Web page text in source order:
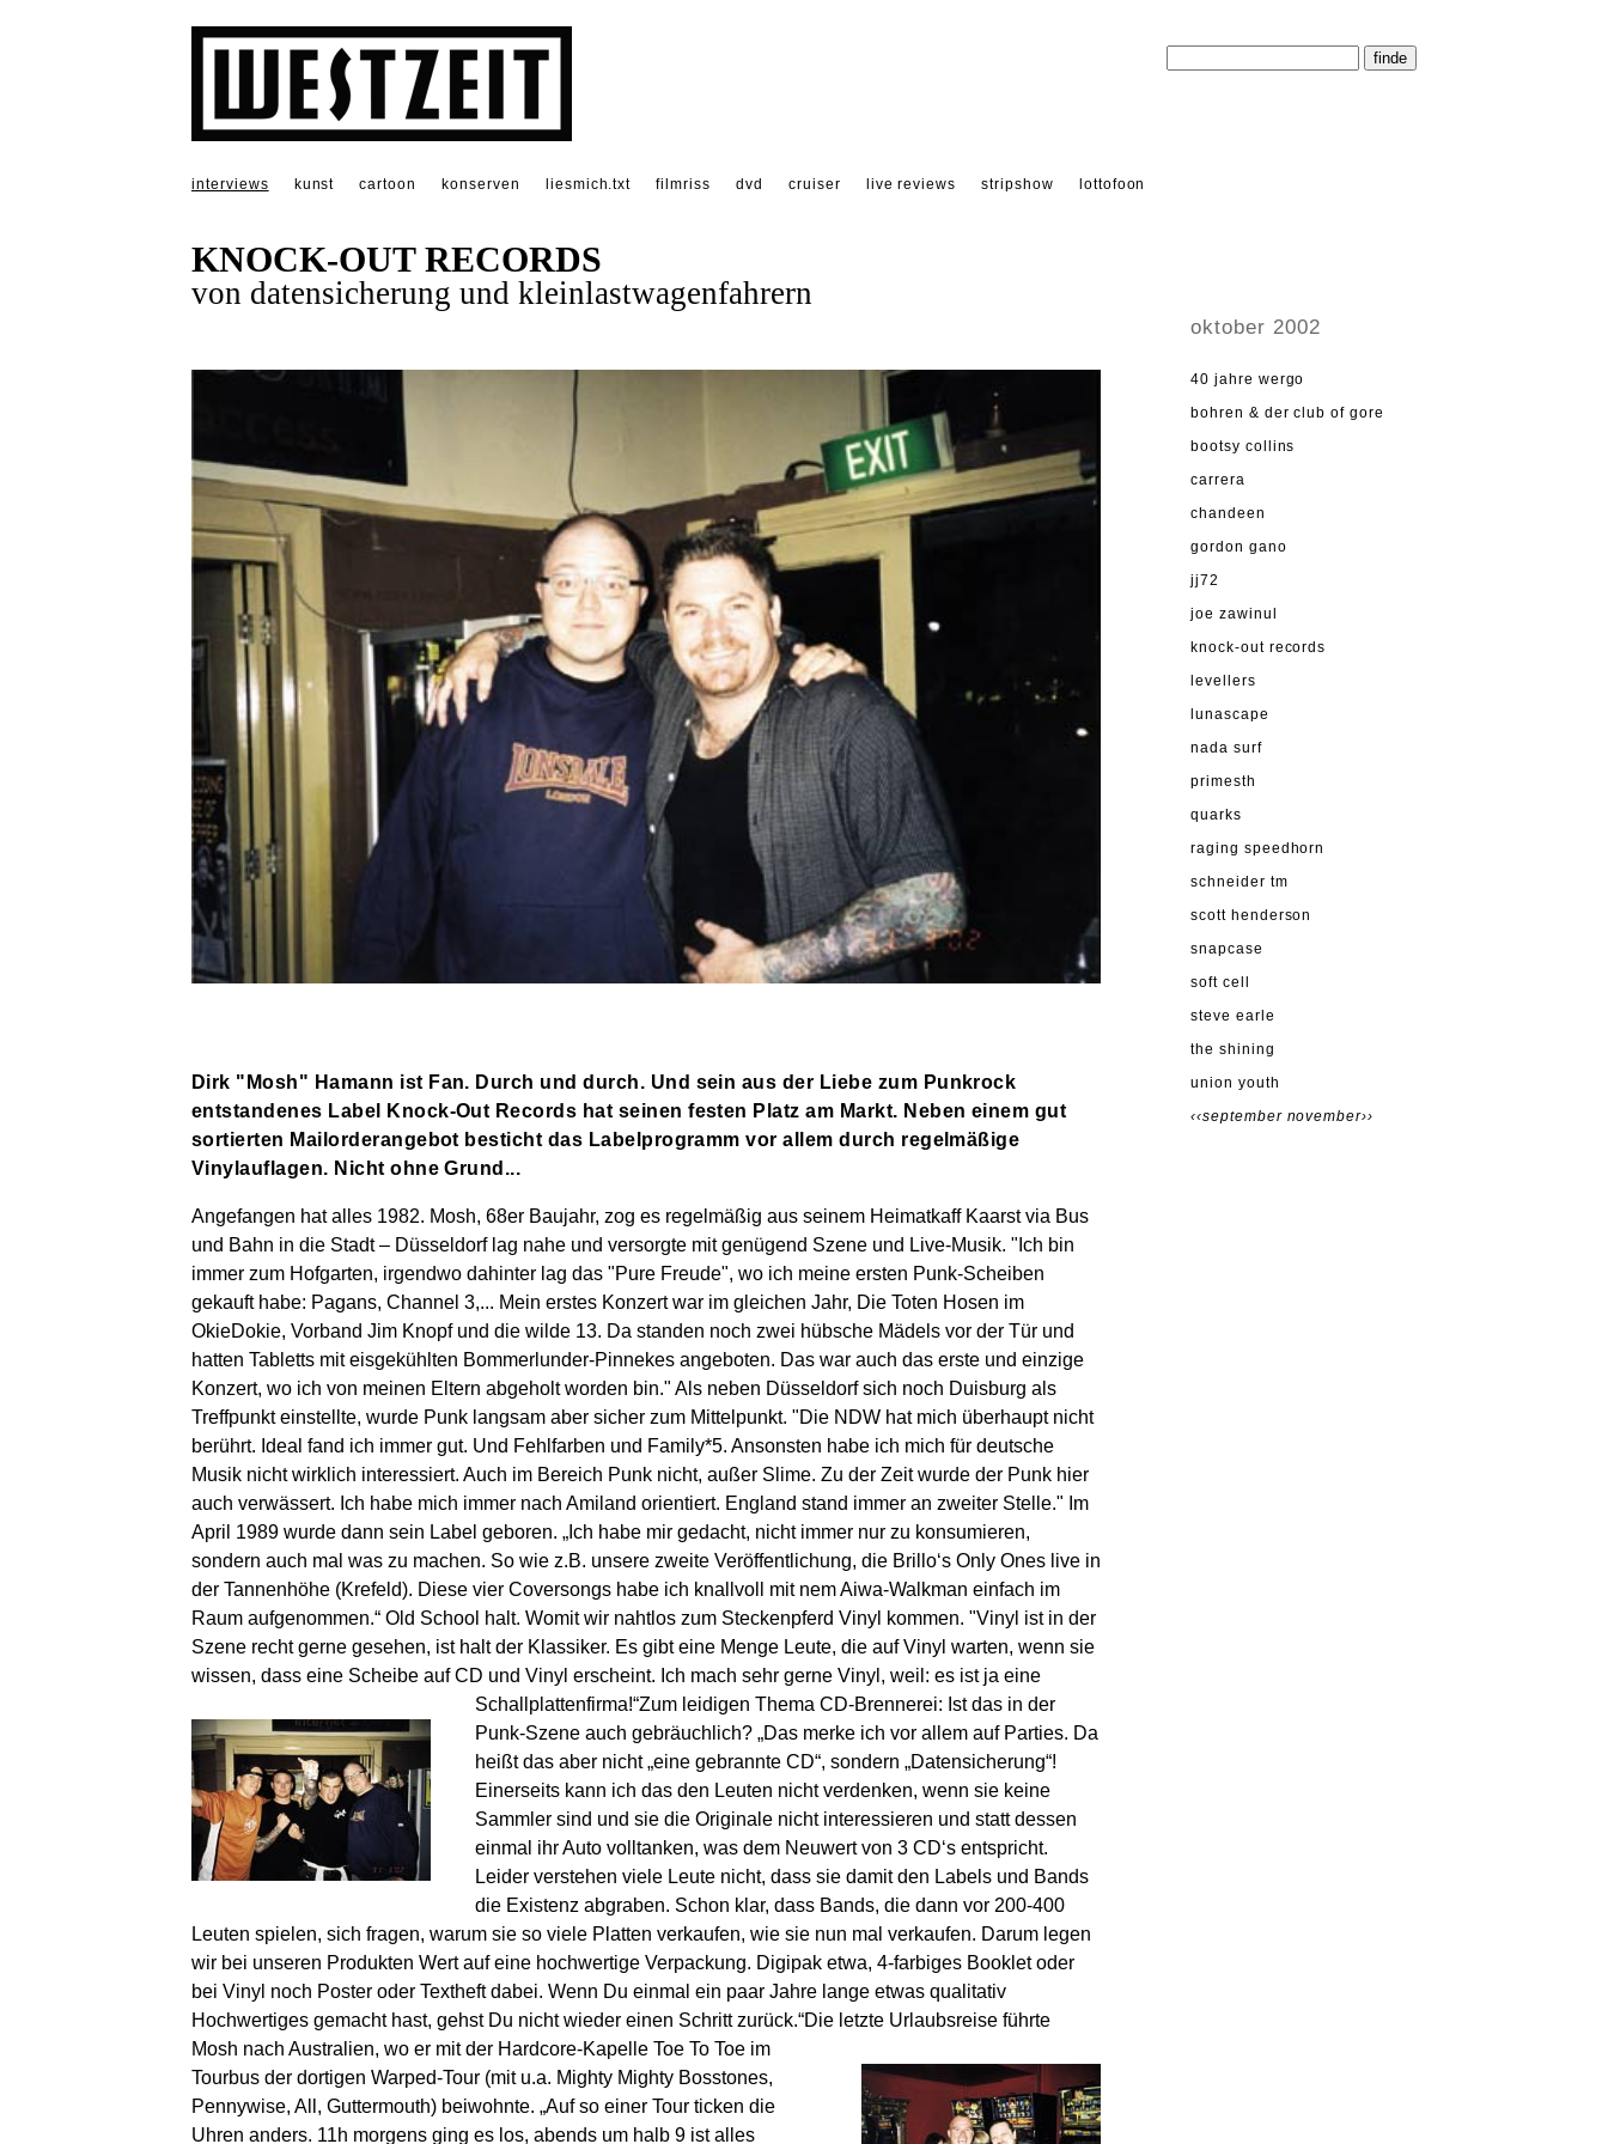
interviews kunst cartoon konserven liesmich.txt filmriss dvd cruiser live reviews stripshow lottofoon
KNOCK-OUT RECORDS
von datensicherung und kleinlastwagenfahrern
Dirk "Mosh" Hamann ist Fan. Durch und durch. Und sein aus der Liebe zum Punkrock
entstandenes Label Knock-Out Records hat seinen festen Platz am Markt. Neben einem gut
sortierten Mailorderangebot besticht das Labelprogramm vor allem durch regelmäßige
Vinylauflagen. Nicht ohne Grund...
Angefangen hat alles 1982. Mosh, 68er Baujahr, zog es regelmäßig aus seinem Heimatkaff Kaarst via Bus
und Bahn in die Stadt – Düsseldorf lag nahe und versorgte mit genügend Szene und Live-Musik. "Ich bin
immer zum Hofgarten, irgendwo dahinter lag das "Pure Freude", wo ich meine ersten Punk-Scheiben
gekauft habe: Pagans, Channel 3,... Mein erstes Konzert war im gleichen Jahr, Die Toten Hosen im
OkieDokie, Vorband Jim Knopf und die wilde 13. Da standen noch zwei hübsche Mädels vor der Tür und
hatten Tabletts mit eisgekühlten Bommerlunder-Pinnekes angeboten. Das war auch das erste und einzige
Konzert, wo ich von meinen Eltern abgeholt worden bin." Als neben Düsseldorf sich noch Duisburg als
Treffpunkt einstellte, wurde Punk langsam aber sicher zum Mittelpunkt. "Die NDW hat mich überhaupt nicht
berührt. Ideal fand ich immer gut. Und Fehlfarben und Family*5. Ansonsten habe ich mich für deutsche
Musik nicht wirklich interessiert. Auch im Bereich Punk nicht, außer Slime. Zu der Zeit wurde der Punk hier
auch verwässert. Ich habe mich immer nach Amiland orientiert. England stand immer an zweiter Stelle." Im
April 1989 wurde dann sein Label geboren. „Ich habe mir gedacht, nicht immer nur zu konsumieren,
sondern auch mal was zu machen. So wie z.B. unsere zweite Veröffentlichung, die Brillo‘s Only Ones live in
der Tannenhöhe (Krefeld). Diese vier Coversongs habe ich knallvoll mit nem Aiwa-Walkman einfach im
Raum aufgenommen.“ Old School halt. Womit wir nahtlos zum Steckenpferd Vinyl kommen. "Vinyl ist in der
Szene recht gerne gesehen, ist halt der Klassiker. Es gibt eine Menge Leute, die auf Vinyl warten, wenn sie
wissen, dass eine Scheibe auf CD und Vinyl erscheint. Ich mach sehr gerne Vinyl, weil: es ist ja eine
Schallplattenfirma!“Zum leidigen Thema CD-Brennerei: Ist das in der
Punk-Szene auch gebräuchlich? „Das merke ich vor allem auf Parties. Da
heißt das aber nicht „eine gebrannte CD“, sondern „Datensicherung“!
Einerseits kann ich das den Leuten nicht verdenken, wenn sie keine
Sammler sind und sie die Originale nicht interessieren und statt dessen
einmal ihr Auto volltanken, was dem Neuwert von 3 CD‘s entspricht.
Leider verstehen viele Leute nicht, dass sie damit den Labels und Bands
die Existenz abgraben. Schon klar, dass Bands, die dann vor 200-400
Leuten spielen, sich fragen, warum sie so viele Platten verkaufen, wie sie nun mal verkaufen. Darum legen
wir bei unseren Produkten Wert auf eine hochwertige Verpackung. Digipak etwa, 4-farbiges Booklet oder
bei Vinyl noch Poster oder Textheft dabei. Wenn Du einmal ein paar Jahre lange etwas qualitativ
Hochwertiges gemacht hast, gehst Du nicht wieder einen Schritt zurück.“Die letzte Urlaubsreise führte
Mosh nach Australien, wo er mit der Hardcore-Kapelle Toe To Toe im
Tourbus der dortigen Warped-Tour (mit u.a. Mighty Mighty Bosstones,
Pennywise, All, Guttermouth) beiwohnte. „Auf so einer Tour ticken die
Uhren anders. 11h morgens ging es los, abends um halb 9 ist alles
oktober 2002
40 jahre wergo
bohren & der club of gore
bootsy collins
carrera
chandeen
gordon gano
jj72
joe zawinul
knock-out records
levellers
lunascape
nada surf
primesth
quarks
raging speedhorn
schneider tm
scott henderson
snapcase
soft cell
steve earle
the shining
union youth
‹‹september november››